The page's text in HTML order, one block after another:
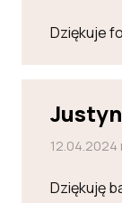
Dziękuje
12.04.2024
Dziękuję